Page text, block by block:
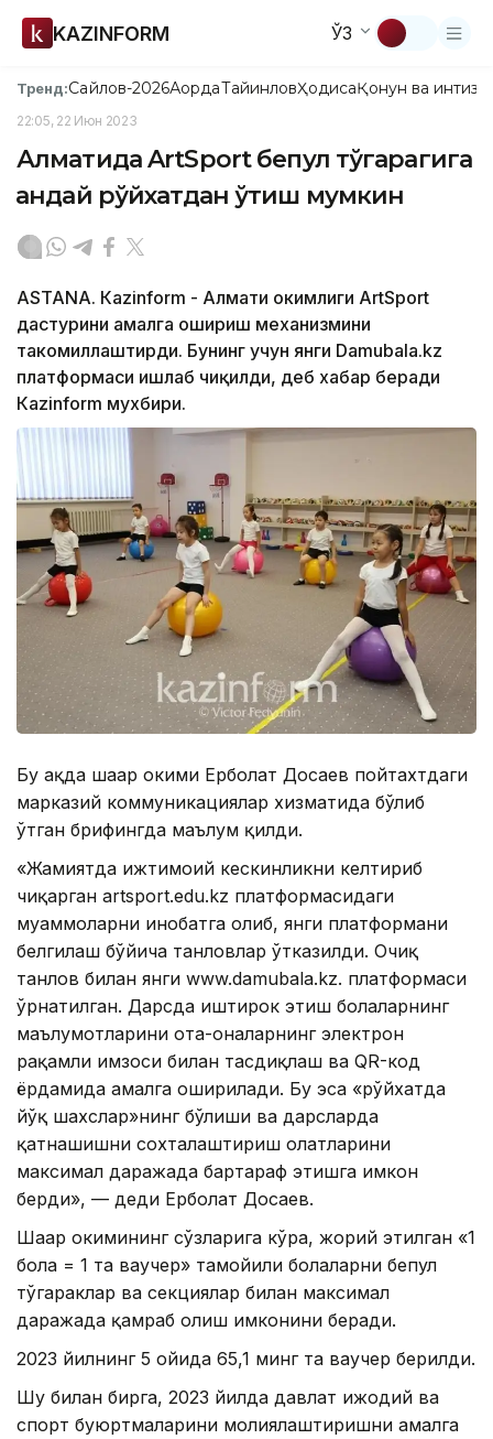
KAZINFORM ЎЗ
Тренд:Сайлов-2026АқордаТайинловҲодисаҚонун ва
22:05, 22 Июн 2023
Алматида ArtSport бепул тўгарагига
қандай рўйхатдан ўтиш мумкин
ASTANА. Кazinform - Алмати ҳокимлиги ArtSport
дастурини амалга ошириш механизмини
такомиллаштирди. Бунинг учун янги Damubala.kz
платформаси ишлаб чиқилди, деб хабар беради
Кazinform мухбири.
Бу ҳақда шаҳар ҳокими Ерболат Досаев пойтахтдаги
марказий коммуникациялар хизматида бўлиб
ўтган брифингда маълум қилди.
«Жамиятда ижтимоий кескинликни келтириб
чиқарган artsport.edu.kz платформасидаги
муаммоларни инобатга олиб, янги платформани
белгилаш бўйича танловлар ўтказилди. Очиқ
танлов билан янги www.damubala.kz. платформаси
ўрнатилган. Дарсда иштирок этиш болаларнинг
маълумотларини ота-оналарнинг электрон
рақамли имзоси билан тасдиқлаш ва QR-код
ёрдамида амалга оширилади. Бу эса «рўйхатда
йўқ шахслар»нинг бўлиши ва дарсларда
қатнашишни сохталаштириш ҳолатларини
максимал даражада бартараф этишга имкон
берди», — деди Ерболат Досаев.
Шаҳар ҳокимининг сўзларига кўра, жорий этилган «1
бола = 1 та ваучер» тамойили болаларни бепул
тўгараклар ва секциялар билан максимал
даражада қамраб олиш имконини беради.
2023 йилнинг 5 ойида 65,1 минг та ваучер берилди.
Шу билан бирга, 2023 йилда давлат ижодий ва
спорт буюртмаларини молиялаштиришни амалга